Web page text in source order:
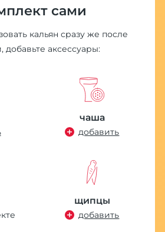
сами
кальян сразу же после
добавьте аксессуары:
чаша
добавить
щипцы
добавить